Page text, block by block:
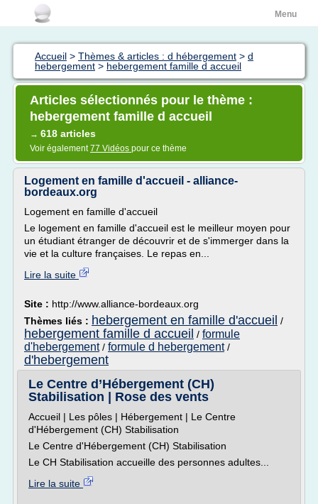
Menu
Accueil > Thèmes & articles : d hébergement > d
hebergement > hebergement famille d accueil
Articles sélectionnés pour le thème :
hebergement famille d accueil
→ 618 articles
Voir également77 Vidéos pour ce thème
Logement en famille d'accueil - alliance-
bordeaux.org
Logement en famille d'accueil
Le logement en famille d'accueil est le meilleur moyen pour
un étudiant étranger de découvrir et de s'immerger dans la
vie et la culture françaises. Le repas en...
Lire la suite
Site : http://www.alliance-bordeaux.org
Thèmes liés : hebergement en famille d'accueil /
hebergement famille d accueil / formule
d'hebergement/ formule d hebergement/
d'hebergement
Le Centre d’Hébergement (CH)
Stabilisation | Rose des vents
Accueil | Les pôles | Hébergement | Le Centre
d'Hébergement (CH) Stabilisation
Le Centre d'Hébergement (CH) Stabilisation
Le CH Stabilisation accueille des personnes adultes...
Lire la suite